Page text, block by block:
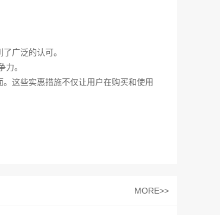
广泛的认可。
。
这些实惠措施不仅让用户在购买和使用
MORE>>